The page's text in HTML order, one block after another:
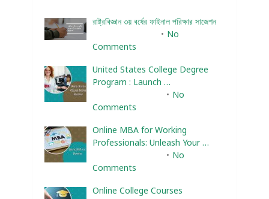
রাষ্ট্রবিজ্ঞান ৩য় বর্ষের ফাইনাল পরিক্ষার সাজেশন
No
Comments
United States College Degree
Program : Launch …
No
Comments
Online MBA for Working
Professionals: Unleash Your …
No
Comments
Online College Courses